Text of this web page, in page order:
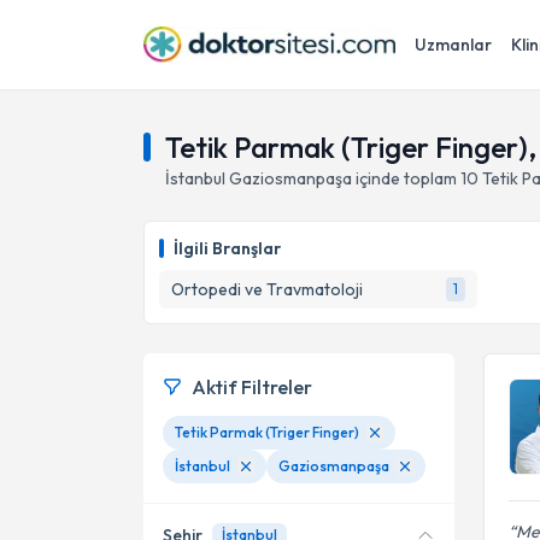
Uzmanlar
Tetik Parmak (Triger
İstanbul Gaziosmanpaşa içinde toplam 10 Tetik
İlgili Branşlar
Ortopedi ve Travmatoloji
1
Aktif Filtreler
Tetik Parmak (Triger Finger)
İstanbul
Gaziosmanpaşa
Şehir İstanbul